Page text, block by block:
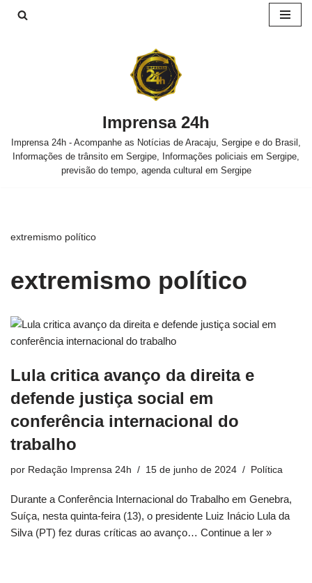
Imprensa 24h
Imprensa 24h - Acompanhe as Notícias de Aracaju, Sergipe e do Brasil,
Informações de trânsito em Sergipe, Informações policiais em Sergipe,
previsão do tempo, agenda cultural em Sergipe
extremismo político
extremismo político
Lula critica avanço da direita e
defende justiça social em
conferência internacional do
trabalho
por Redação Imprensa 24h 15 de junho de 2024 Política
Durante a Conferência Internacional do Trabalho em Genebra,
Suíça, nesta quinta-feira (13), o presidente Luiz Inácio Lula da
Silva (PT) fez duras críticas ao avanço… Continue a ler »